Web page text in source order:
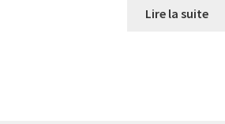
initial
Lire la suite